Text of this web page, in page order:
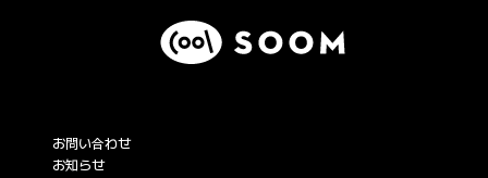
お問い合わせ
お知らせ